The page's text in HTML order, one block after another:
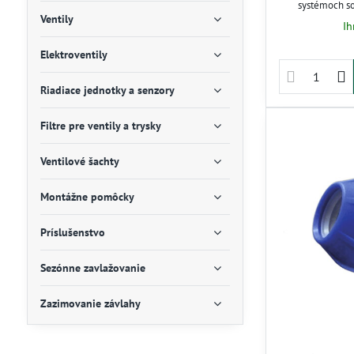
systémoch
dodatočných
rozvody v
Ventily
Elektroventily
Riadiace jednotky a senzory
Filtre pre ventily a trysky
Ventilové šachty
Montážne pomôcky
Príslušenstvo
Sezónne zavlažovanie
Zazimovanie závlahy